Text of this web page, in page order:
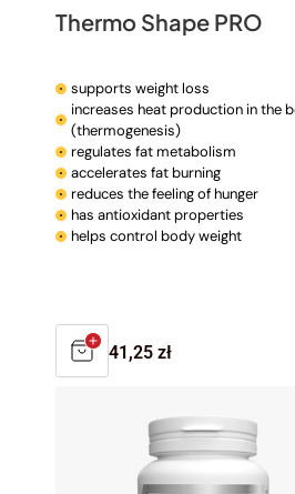
Thermo Shape PRO
supports weight loss
increases heat production in the
(thermogenesis)
regulates fat metabolism
accelerates fat burning
reduces the feeling of hunger
has antioxidant properties
helps control body weight
Regular
41,25 zł